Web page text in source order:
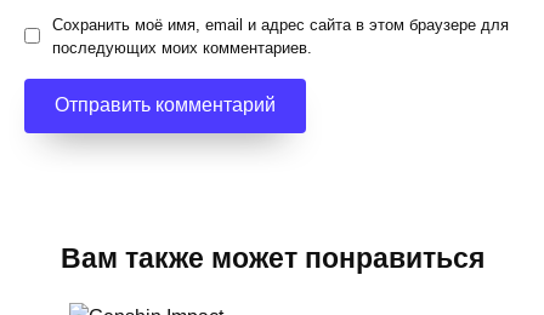
Сохранить моё имя, email и адрес сайта в этом браузере для
последующих моих комментариев.
Вам также может понравиться